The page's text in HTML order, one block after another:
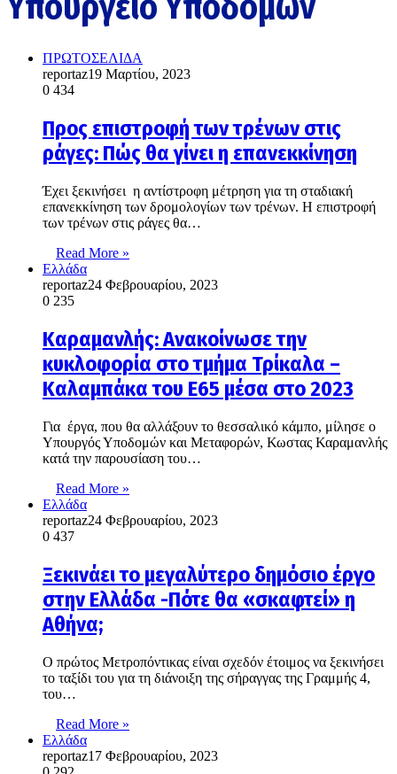
ΠΡΩΤΟΣΕΛΙΔΑ
reportaz19 Μαρτίου, 2023
0 434
Προς επιστροφή των τρένων στις
ράγες: Πώς θα γίνει η επανεκκίνηση
Έχει ξεκινήσει η αντίστροφη μέτρηση για τη σταδιακή
επανεκκίνηση των δρομολογίων των τρένων. Η επιστροφή
των τρένων στις ράγες θα…
Read More »
Ελλάδα
reportaz24 Φεβρουαρίου, 2023
0 235
Καραμανλής: Ανακοίνωσε την
κυκλοφορία στο τμήμα Τρίκαλα –
Καλαμπάκα του Ε65 μέσα στο 2023
Για έργα, που θα αλλάξουν το θεσσαλικό κάμπο, μίλησε ο
Υπουργός Υποδομών και Μεταφορών, Κωστας Καραμανλής
κατά την παρουσίαση του…
Read More »
Ελλάδα
reportaz24 Φεβρουαρίου, 2023
0 437
Ξεκινάει το μεγαλύτερο δημόσιο έργο
στην Ελλάδα -Πότε θα «σκαφτεί» η
Αθήνα;
Ο πρώτος Μετροπόντικας είναι σχεδόν έτοιμος να ξεκινήσει
το ταξίδι του για τη διάνοιξη της σήραγγας της Γραμμής 4,
του…
Read More »
Ελλάδα
reportaz17 Φεβρουαρίου, 2023